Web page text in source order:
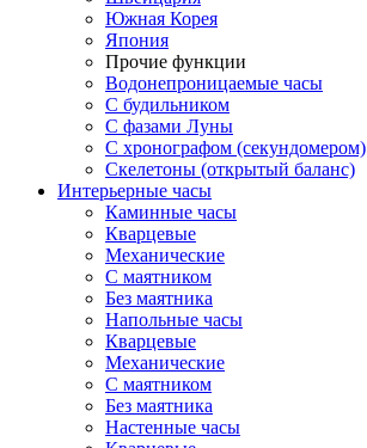
Южная Корея
Япония
Прочие функции
Водонепроницаемые часы
С будильником
С фазами Луны
С хронографом (секундомером)
Скелетоны (открытый баланс)
Интерьерные часы
Каминные часы
Кварцевые
Механические
С маятником
Без маятника
Напольные часы
Кварцевые
Механические
С маятником
Без маятника
Настенные часы